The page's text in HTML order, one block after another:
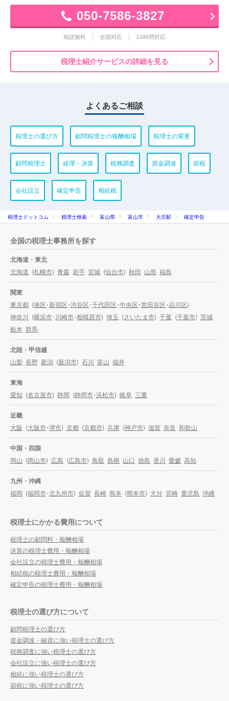
050-7586-3827
相談無料 全国対応 24時間対応
税理士紹介サービスの詳細を見る
よくあるご相談
税理士の選び方 顧問税理士の報酬相場 税理士の変更
顧問税理士 経理・決算 税務調査 資金調達 節税
会社設立 確定申告 相続税
税理士ドットコム 税理士検索 富山県 富山市 大庄駅 確定申告
全国の税理士事務所を探す
北海道・東北
北海道 (札幌市) 青森 岩手 宮城 (仙台市) 秋田 山形 福島
関東
東京都 (港区・新宿区・渋谷区・千代田区・中央区・世田谷区・品川区)
神奈川
(横浜市・ 川崎市・相模原市) 埼玉 (さいたま市) 千葉 (千葉市) 茨城
栃木 群馬
北陸・甲信越
山梨 長野 新潟 (新潟市) 石川 富山 福井
東海
愛知 (名古屋市) 静岡 (静岡市・浜松市) 岐阜 三重
近畿
大阪 (大阪市・堺市) 京都 (京都市) 兵庫 (神戸市) 滋賀 奈良 和歌山
中国・四国
岡山 (岡山市) 広島 (広島市) 鳥取 島根 山口 徳島 香川 愛媛 高知
九州・沖縄
福岡 (福岡市・北九州市) 佐賀 長崎 熊本 (熊本市) 大分 宮崎 鹿児島 沖縄
税理士にかかる費用について
税理士の顧問料・報酬相場
決算の税理士費用・報酬相場
会社設立の税理士費用・報酬相場
相続税の税理士費用・報酬相場
確定申告の税理士費用・報酬相場
税理士の選び方について
顧問税理士の選び方
資金調達・融資に強い税理士の選び方
税務調査に強い税理士の選び方
会社設立に強い税理士の選び方
相続に強い税理士の選び方
節税に強い税理士の選び方